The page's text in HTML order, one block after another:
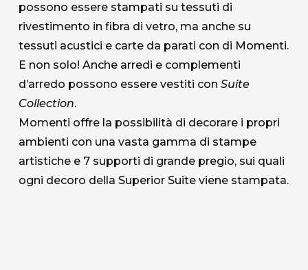
possono essere stampati su tessuti di
rivestimento in fibra di vetro, ma anche su
tessuti acustici e carte da parati con di Momenti.
E non solo! Anche arredi e complementi
d’arredo possono essere vestiti con Suite
Collection.
Momenti offre la possibilità di decorare i propri
ambienti con una vasta gamma di stampe
artistiche e 7 supporti di grande pregio, sui quali
ogni decoro della Superior Suite viene stampata.